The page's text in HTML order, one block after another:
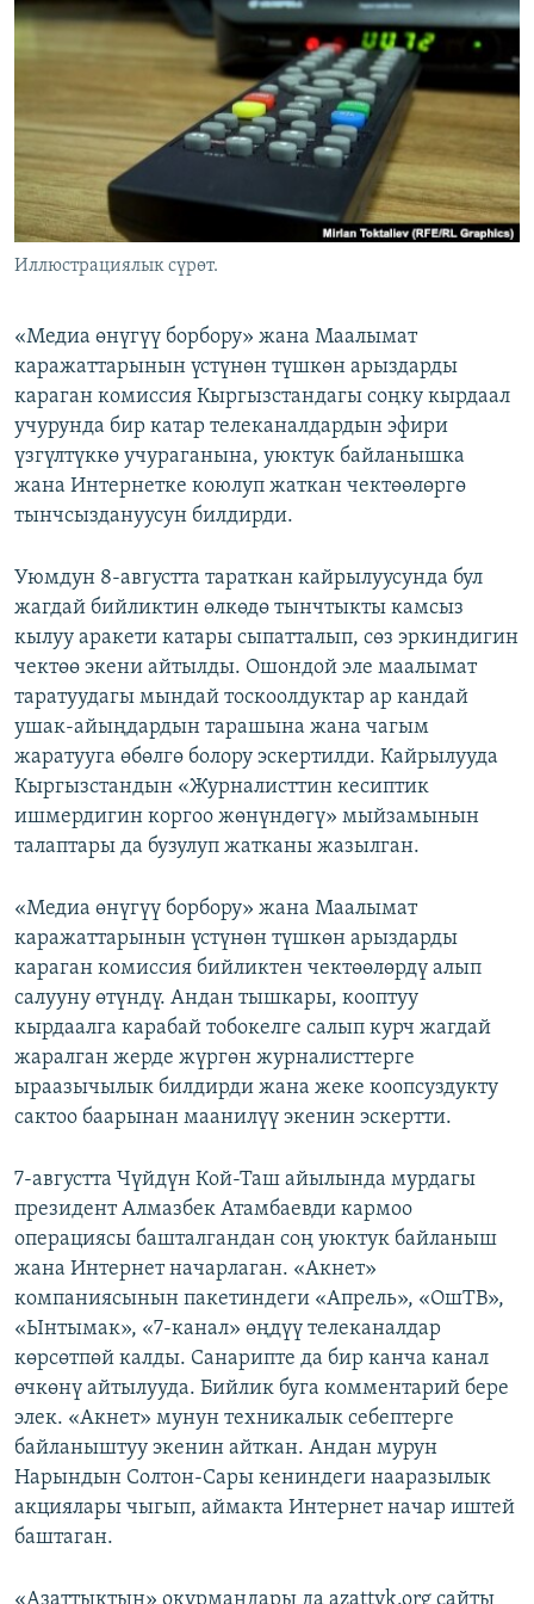
ЭЖЕ-СИҢДИЛЕР
ОНЛАЙН ШЕРИНЕ
ЭЕ/АРнун бардык сайттары
Иллюстрациялык сүрөт.
«Медиа өнүгүү борбору» жана Маалымат
каражаттарынын үстүнөн түшкөн арыздарды
караган комиссия Кыргызстандагы соңку кырдаал
учурунда бир катар телеканалдардын эфири
үзгүлтүккө учураганына, уюктук байланышка
жана Интернетке коюлуп жаткан чектөөлөргө
тынчсыздануусун билдирди.
Уюмдун 8-августта тараткан кайрылуусунда бул
жагдай бийликтин өлкөдө тынчтыкты камсыз
кылуу аракети катары сыпатталып, сөз эркиндигин
чектөө экени айтылды. Ошондой эле маалымат
таратуудагы мындай тоскоолдуктар ар кандай
ушак-айыңдардын тарашына жана чагым
жаратууга өбөлгө болору эскертилди. Кайрылууда
Кыргызстандын «Журналисттин кесиптик
ишмердигин коргоо жөнүндөгү» мыйзамынын
талаптары да бузулуп жатканы жазылган.
«Медиа өнүгүү борбору» жана Маалымат
каражаттарынын үстүнөн түшкөн арыздарды
караган комиссия бийликтен чектөөлөрдү алып
салууну өтүндү. Андан тышкары, кооптуу
кырдаалга карабай тобокелге салып курч жагдай
жаралган жерде жүргөн журналисттерге
ыраазычылык билдирди жана жеке коопсуздукту
сактоо баарынан маанилүү экенин эскертти.
7-августта Чүйдүн Кой-Таш айылында мурдагы
президент Алмазбек Атамбаевди кармоо
операциясы башталгандан соң уюктук байланыш
жана Интернет начарлаган. «Акнет»
компаниясынын пакетиндеги «Апрель», «ОшТВ»,
«Ынтымак», «7-канал» өңдүү телеканалдар
көрсөтпөй калды. Санарипте да бир канча канал
өчкөнү айтылууда. Бийлик буга комментарий бере
элек. «Акнет» мунун техникалык себептерге
байланыштуу экенин айткан. Андан мурун
Нарындын Солтон-Сары кениндеги нааразылык
акциялары чыгып, аймакта Интернет начар иштей
баштаган.